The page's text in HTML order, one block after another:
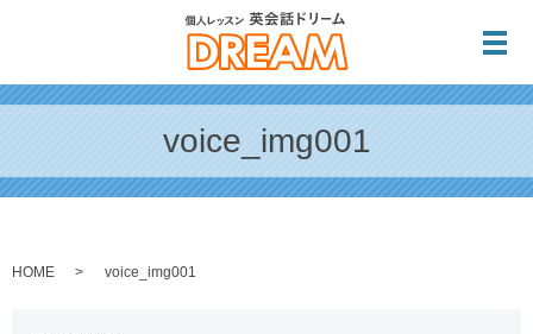
メ
voice_img001
HOME voice_img001